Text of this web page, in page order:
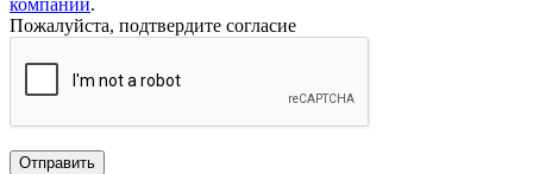
компании.
Пожалуйста, подтвердите согласие
Отправить